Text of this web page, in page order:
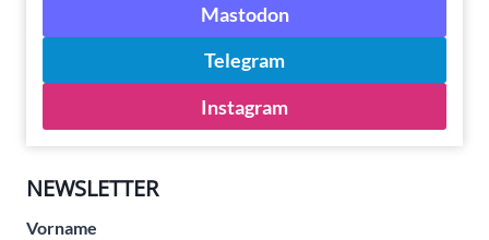
Mastodon
Telegram
Instagram
NEWSLETTER
Vorname